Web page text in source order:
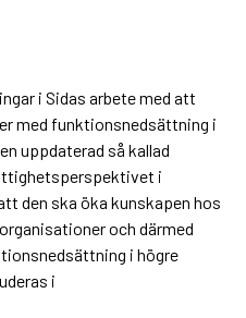
i Sidas arbete med att
med funktionsnedsättning i
uppdaterad så kallad
i
den ska öka kunskapen hos
och därmed
i högre
i